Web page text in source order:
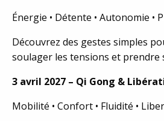
Énergie • Détente • Autonomie •
Découvrez des gestes simples
soulager les tensions et prendre
3 avril 2027 – Qi Gong &
Mobilité • Confort • Fluidité •